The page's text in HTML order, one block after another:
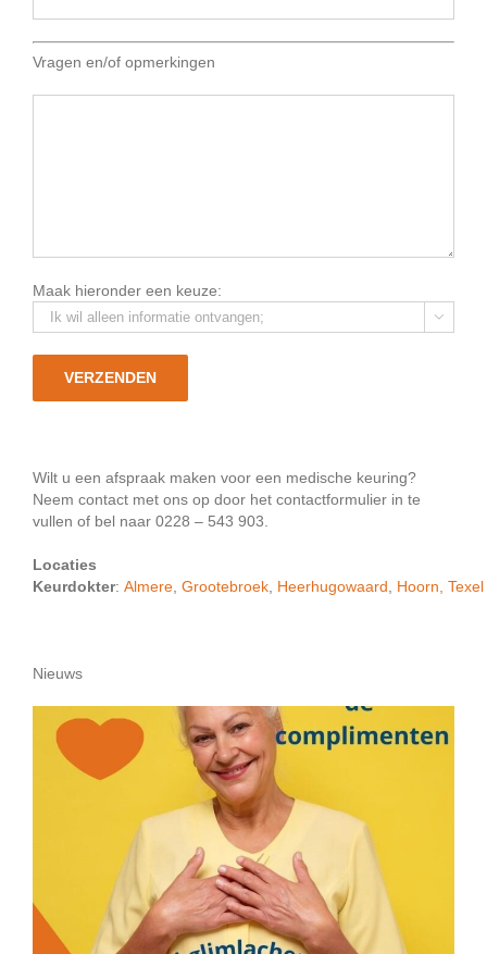
Vragen en/of opmerkingen
Maak hieronder een keuze:

Wilt u een afspraak maken voor een medische keuring?
Neem contact met ons op door het contactformulier in te
vullen of bel naar 0228 – 543 903.
Locaties
Keurdokter: Almere, Grootebroek, Heerhugowaard Hoorn, Texel
Nieuws